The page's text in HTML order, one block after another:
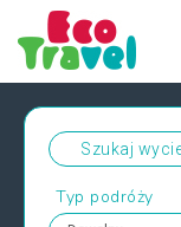
Typ podróży